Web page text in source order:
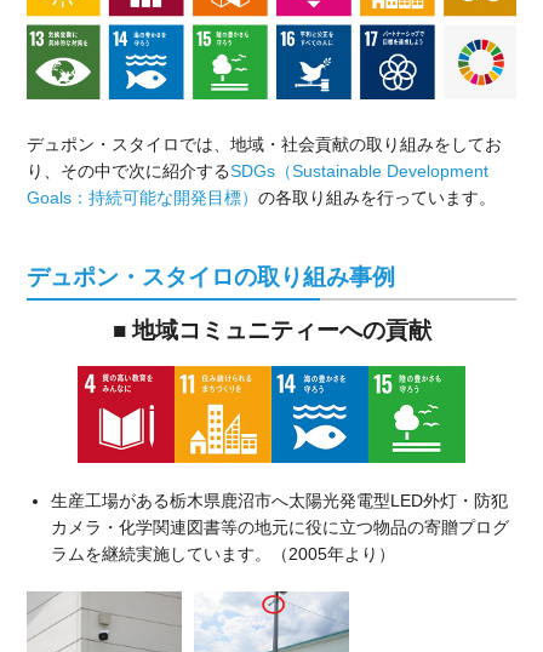
デュポン・スタイロでは、地域・社会貢献の取り組みをしてお
り、その中で次に紹介するSDGs（Sustainable Development
Goals：持続可能な開発目標）の各取り組みを行っています。
デュポン・スタイロの取り組み事例
■ 地域コミュニティーへの貢献
生産工場がある栃木県鹿沼市へ太陽光発電型LED外灯・防犯
カメラ・化学関連図書等の地元に役に立つ物品の寄贈プログ
ラムを継続実施しています。（2005年より）